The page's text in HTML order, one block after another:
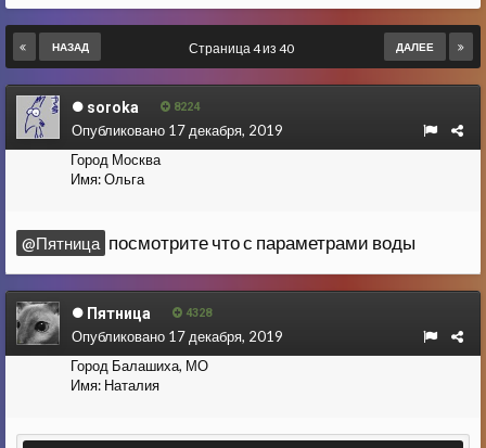
НАЗАД ДАЛЕЕ
Страница 4 из 40
soroka 8224
Город Москва
Имя:Ольга
Опубликовано 17 декабря, 2019
@Пятница посмотрите что с параметрами воды
Пятница 4328
Город Балашиха, МО
Имя: Наталия
Опубликовано 17 декабря, 2019